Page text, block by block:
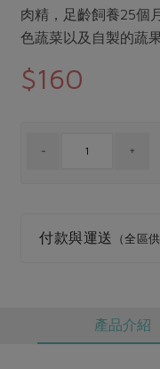
優惠專區
高麗菜海鮮煎餅
地區活動
社務會議
肉精，足齡飼養25個
色蔬菜以及自製的蔬
$160
付款與運送 （全區
產品介紹